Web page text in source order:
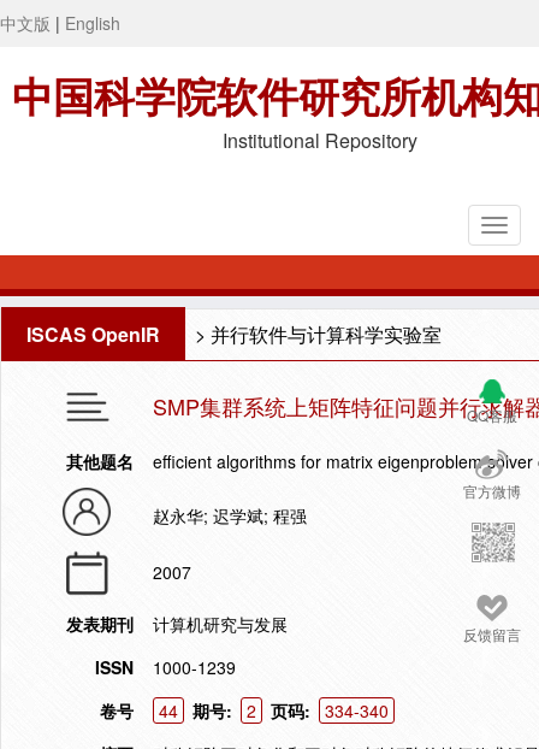
中文版 | English
中国科学院软件研究所机构
Institutional Repository
ISCAS OpenIR > 并行软件与计算科学实验室
QQ客服
官方微博
反馈留言
SMP集群系统上矩阵特征问题并行求解
其他题名 efficient algorithms for matrix eigenproblem
赵永华; 迟学斌; 程强
2007
发表期刊
计算机研究与发展
ISSN
1000-1239
卷号
44 期号: 2 页码:
334-340